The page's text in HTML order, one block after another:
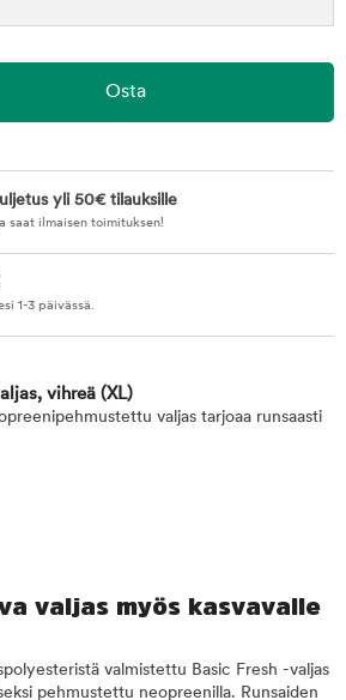
yli 50€ tilauksille
saat ilmaisen toimituksen!
1-3 päivässä.
vihreä (XL)
valjas tarjoaa runsaasti
valjas myös kasvavalle
valmistettu Basic Fresh -valjas
pehmustettu neopreenilla. Runsaiden